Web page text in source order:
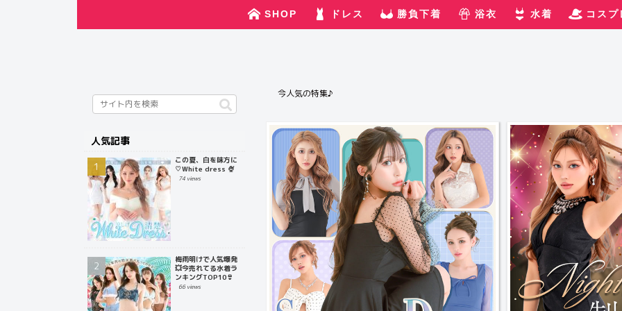
SHOP ドレス 勝負下着 浴衣 水着 コスプ
今人気の特集♪
人気記事
この夏、白を味方に
♡White dress 🍨
74 views
梅雨明けで人気爆発
💥今売れてる水着ラ
ンキングTOP10👙
66 views